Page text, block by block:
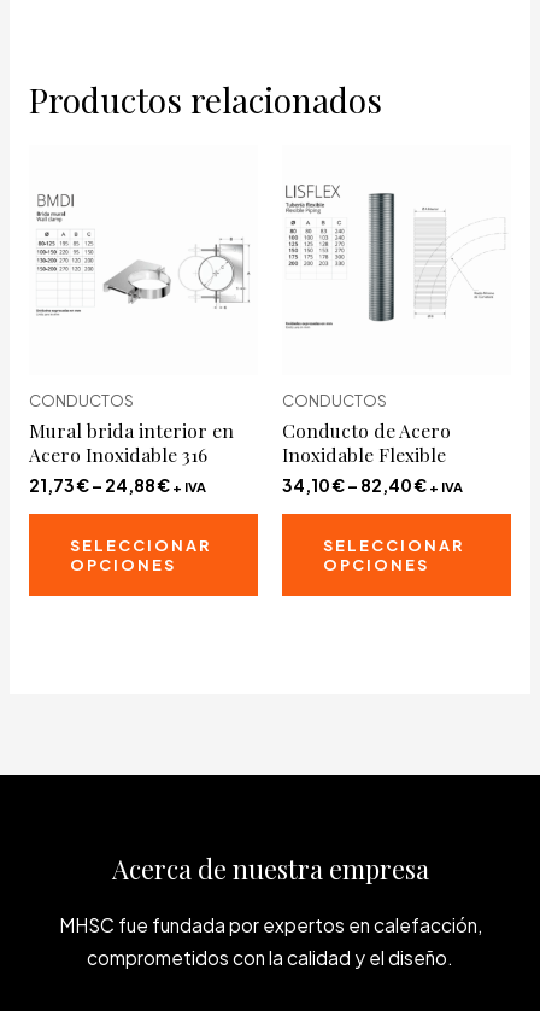
Productos relacionados
CONDUCTOS
Mural brida interior en
Acero Inoxidable 316
21,73€– 24,88€ + IVA
SELECCIONAR
OPCIONES
Este
producto
pueden
la
CONDUCTOS
Conducto de Acero
Inoxidable Flexible
34,10€– 82,40€ + IVA
SELECCIONAR
OPCIONES
Acerca de nuestra empresa
MHSC fue fundada por expertos en calefacción,
comprometidos con la calidad y el diseño.